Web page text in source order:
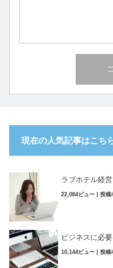
現在の人気記事はこち
ラブホテル経
22,084ビュー 投稿
ビジネスに必
10,144ビュー 投稿